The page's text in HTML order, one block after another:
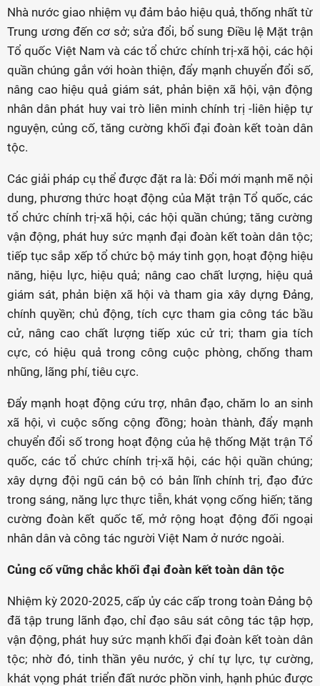
Nhà nước giao nhiệm vụ đảm bảo hiệu quả, thống nhất từ
Trung ương đến cơ sở; sửa đổi, bổ sung Điều lệ Mặt trận
Tổ quốc Việt Nam và các tổ chức chính trị-xã hội, các hội
quần chúng gắn với hoàn thiện, đẩy mạnh chuyển đổi số,
nâng cao hiệu quả giám sát, phản biện xã hội, vận động
nhân dân phát huy vai trò liên minh chính trị -liên hiệp tự
nguyện, củng cố, tăng cường khối đại đoàn kết toàn dân
tộc.
Các giải pháp cụ thể được đặt ra là: Đổi mới mạnh mẽ nội
dung, phương thức hoạt động của Mặt trận Tổ quốc, các
tổ chức chính trị-xã hội, các hội quần chúng; tăng cường
vận động, phát huy sức mạnh đại đoàn kết toàn dân tộc;
tiếp tục sắp xếp tổ chức bộ máy tinh gọn, hoạt động hiệu
năng, hiệu lực, hiệu quả; nâng cao chất lượng, hiệu quả
giám sát, phản biện xã hội và tham gia xây dựng Đảng,
chính quyền; chủ động, tích cực tham gia công tác bầu
cử, nâng cao chất lượng tiếp xúc cử tri; tham gia tích
cực, có hiệu quả trong công cuộc phòng, chống tham
nhũng, lãng phí, tiêu cực.
Đẩy mạnh hoạt động cứu trợ, nhân đạo, chăm lo an sinh
xã hội, vì cuộc sống cộng đồng; hoàn thành, đẩy mạnh
chuyển đổi số trong hoạt động của hệ thống Mặt trận Tổ
quốc, các tổ chức chính trị-xã hội, các hội quần chúng;
xây dựng đội ngũ cán bộ có bản lĩnh chính trị, đạo đức
trong sáng, năng lực thực tiễn, khát vọng cống hiến; tăng
cường đoàn kết quốc tế, mở rộng hoạt động đối ngoại
nhân dân và công tác người Việt Nam ở nước ngoài.
Củng cố vững chắc khối đại đoàn kết toàn dân tộc
Nhiệm kỳ 2020-2025, cấp ủy các cấp trong toàn Đảng bộ
đã tập trung lãnh đạo, chỉ đạo sâu sát công tác tập hợp,
vận động, phát huy sức mạnh khối đại đoàn kết toàn dân
tộc; nhờ đó, tinh thần yêu nước, ý chí tự lực, tự cường,
khát vọng phát triển đất nước phồn vinh, hạnh phúc được